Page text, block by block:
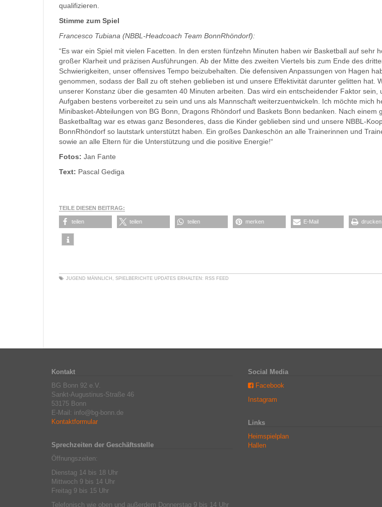
qualifizieren.
Stimme zum Spiel
Francesco Tubiana (NBBL-Headcoach Team BonnRhöndorf):
“Es war ein Spiel mit vielen Facetten. In den ersten fünfzehn Minuten haben wir Basketball auf sehr
großer Klarheit und präzisen Ausführungen. Ab der Mitte des zweiten Viertels bis zum Ende des
Schwierigkeiten, unser offensives Tempo beizubehalten. Die defensiven Anpassungen von Hagen
genommen, sodass der Ball zu oft stehen geblieben ist und unsere Effektivität darunter gelitten hat.
unserer Konstanz über die gesamten 40 Minuten arbeiten. Das wird ein entscheidender Faktor sein,
Aufgaben bestens vorbereitet zu sein und uns als Mannschaft weiterzuentwickeln. Ich möchte mich
Minibasket-Abteilungen von BG Bonn, Dragons Rhöndorf und Baskets Bonn bedanken. Nach einem
Basketballtag war es etwas ganz Besonderes, dass die Kinder geblieben sind und unsere NBBL-
BonnRhöndorf so lautstark unterstützt haben. Ein großes Dankeschön an alle Trainerinnen und
sowie an alle Eltern für die Unterstützung und die positive Energie!“
Fotos: Jan Fante
Text: Pascal Gediga
TEILE DIESEN BEITRAG:
teilen teilen teilen merken E-Mail drucken
JUGEND MÄNNLICH , SPIELBERICHTE UPDATES ERHALTEN: RSS FEED
Kontakt
BG Bonn 92 e.V.
Sankt-Augustinus-Straße 46
53175 Bonn
E-Mail: info@bg-bonn.de
Kontaktformular
Sprechzeiten der Geschäftsstelle
Öffnungszeiten:
Dienstag 14 bis 18 Uhr
Mittwoch 9 bis 14 Uhr
Freitag 9 bis 15 Uhr
Telefonisch wie oben und außerdem Donnerstag 9 bis 14 Uhr
Social Media
Facebook
Instagram
Links
Heimspielplan
Hallen